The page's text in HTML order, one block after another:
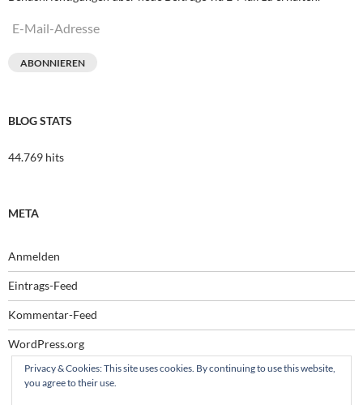
E-
ABONNIEREN
BLOG STATS
44.769 hits
META
Anmelden
Eintrags-Feed
Kommentar-Feed
WordPress.org
Privacy & Cookies: This site uses cookies. By continuing to use this website,
you agree to their use.